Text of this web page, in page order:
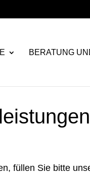
BERATUNG
füllen Sie bitte